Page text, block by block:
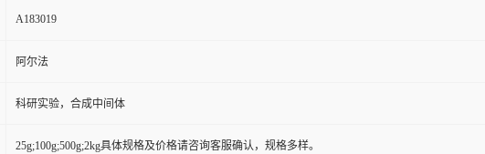
A183019
阿尔法
科研实验，合成中间体
25g;100g;500g;2kg具体规格及价格请咨询客服确认，规格多样。